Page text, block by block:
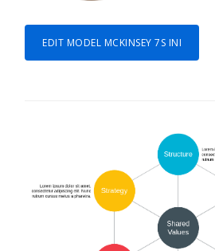
EDIT MODEL MCKINSEY 7S INI